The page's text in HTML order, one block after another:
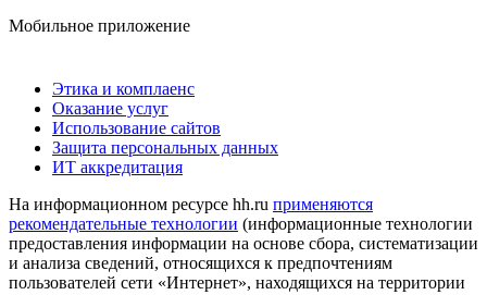
Мобильное приложение
Этика и комплаенс
Оказание услуг
Использование сайтов
Защита персональных данных
ИТ аккредитация
На информационном ресурсе hh.ru применяются
рекомендательные технологии (информационные технологии
предоставления информации на основе сбора, систематизации
и анализа сведений, относящихся к предпочтениям
пользователей сети «Интернет», находящихся на территории